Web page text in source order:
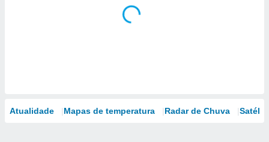
Atualidade Mapas de temperatura Radar de Chuva